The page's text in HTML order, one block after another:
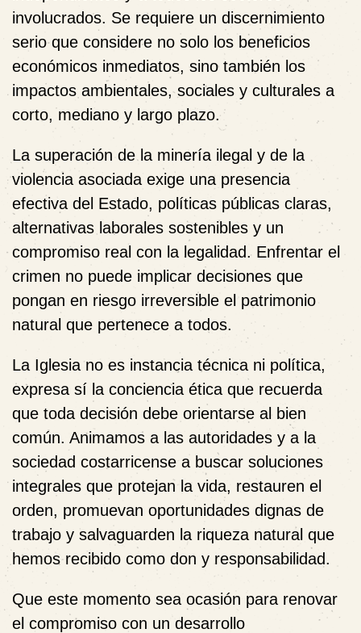
involucrados. Se requiere un discernimiento
serio que considere no solo los beneficios
económicos inmediatos, sino también los
impactos ambientales, sociales y culturales a
corto, mediano y largo plazo.
La superación de la minería ilegal y de la
violencia asociada exige una presencia
efectiva del Estado, políticas públicas claras,
alternativas laborales sostenibles y un
compromiso real con la legalidad. Enfrentar el
crimen no puede implicar decisiones que
pongan en riesgo irreversible el patrimonio
natural que pertenece a todos.
La Iglesia no es instancia técnica ni política,
expresa sí la conciencia ética que recuerda
que toda decisión debe orientarse al bien
común. Animamos a las autoridades y a la
sociedad costarricense a buscar soluciones
integrales que protejan la vida, restauren el
orden, promuevan oportunidades dignas de
trabajo y salvaguarden la riqueza natural que
hemos recibido como don y responsabilidad.
Que este momento sea ocasión para renovar
el compromiso con un desarrollo